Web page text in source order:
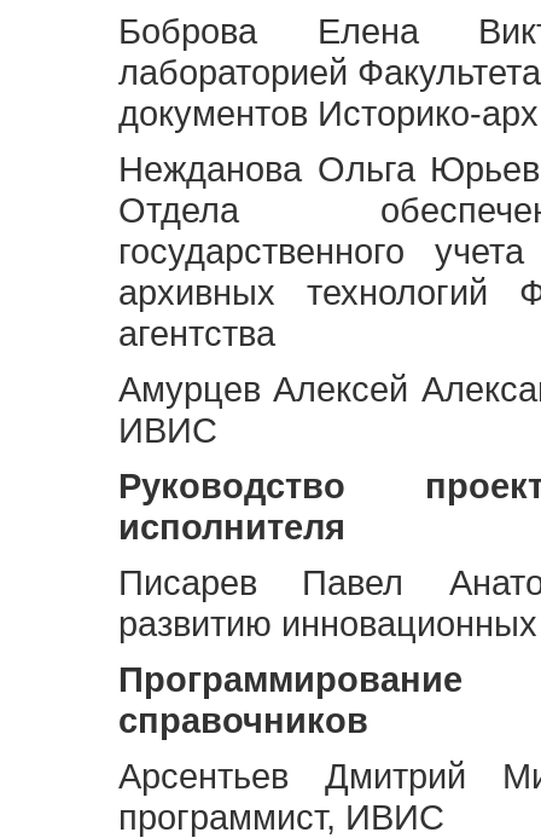
Боброва Елена
лабораторией
документов Историко-
Нежданова Ольга
Отдела
государственного
архивных технологий
агентства
Амурцев Алексей
ИВИС
Руководство
исполнителя
Писарев Павел
развитию
Программирование
справочников
Арсентьев Дмитрий
программист, ИВИС